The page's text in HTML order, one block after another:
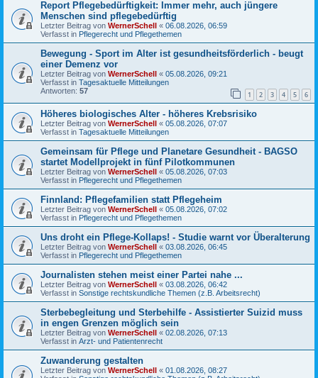
Report Pflegebedürftigkeit: Immer mehr, auch jüngere
Menschen sind pflegebedürftig
Letzter Beitrag von WernerSchell « 06.08.2026, 06:59
Verfasst in Pflegerecht und Pflegethemen
Bewegung - Sport im Alter ist gesundheitsförderlich - beugt
einer Demenz vor
Letzter Beitrag von WernerSchell « 05.08.2026, 09:21
Verfasst in Tagesaktuelle Mitteilungen
Antworten: 57 1 2 3 4 5 6
Höheres biologisches Alter - höheres Krebsrisiko
Letzter Beitrag von WernerSchell « 05.08.2026, 07:07
Verfasst in Tagesaktuelle Mitteilungen
Gemeinsam für Pflege und Planetare Gesundheit - BAGSO
startet Modellprojekt in fünf Pilotkommunen
Letzter Beitrag von WernerSchell « 05.08.2026, 07:03
Verfasst in Pflegerecht und Pflegethemen
Finnland: Pflegefamilien statt Pflegeheim
Letzter Beitrag von WernerSchell « 05.08.2026, 07:02
Verfasst in Pflegerecht und Pflegethemen
Uns droht ein Pflege-Kollaps! - Studie warnt vor Überalterung
Letzter Beitrag von WernerSchell « 03.08.2026, 06:45
Verfasst in Pflegerecht und Pflegethemen
Journalisten stehen meist einer Partei nahe ...
Letzter Beitrag von WernerSchell « 03.08.2026, 06:42
Verfasst in Sonstige rechtskundliche Themen (z.B. Arbeitsrecht)
Sterbebegleitung und Sterbehilfe - Assistierter Suizid muss
in engen Grenzen möglich sein
Letzter Beitrag von WernerSchell « 02.08.2026, 07:13
Verfasst in Arzt- und Patientenrecht
Zuwanderung gestalten
Letzter Beitrag von WernerSchell « 01.08.2026, 08:27